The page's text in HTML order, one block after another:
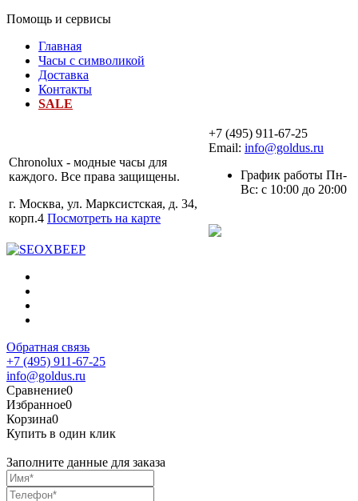
Помощь и сервисы
Главная
Часы с символикой
Доставка
Контакты
SALE
Chronolux - модные часы для
каждого. Все права защищены.
г. Москва, ул. Марксистская, д. 34,
корп.4 Посмотреть на карте
+7 (495) 911-67-25
Email: info@goldus.ru
График работы Пн-
Вс: с 10:00 до 20:00
Обратная связь
+7 (495) 911-67-25
info@goldus.ru
Сравнение0
Избранное0
Корзина0
Купить в один клик
Заполните данные для заказа